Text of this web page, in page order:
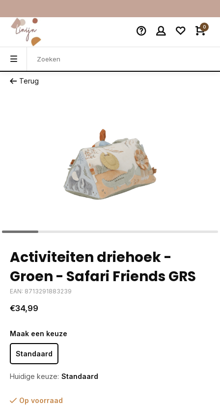
0
Terug
Activiteiten driehoek -
Groen - Safari Friends GRS
EAN: 8713291883239
€34,99
Maak een keuze
Standaard
Huidige keuze: Standaard
Op voorraad